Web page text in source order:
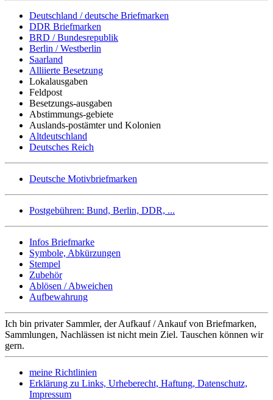
Deutschland / deutsche Briefmarken
DDR Briefmarken
BRD / Bundesrepublik
Berlin / Westberlin
Saarland
Alliierte Besetzung
Lokalausgaben
Feldpost
Besetzungs-ausgaben
Abstimmungs-gebiete
Auslands-postämter und Kolonien
Altdeutschland
Deutsches Reich
Deutsche Motivbriefmarken
Postgebühren: Bund, Berlin, DDR, ...
Infos Briefmarke
Symbole, Abkürzungen
Stempel
Zubehör
Ablösen / Abweichen
Aufbewahrung
Ich bin privater Sammler, der Aufkauf / Ankauf von Briefmarken,
Sammlungen, Nachlässen ist nicht mein Ziel. Tauschen können wir
gern.
meine Richtlinien
Erklärung zu Links, Urheberecht, Haftung, Datenschutz,
Impressum